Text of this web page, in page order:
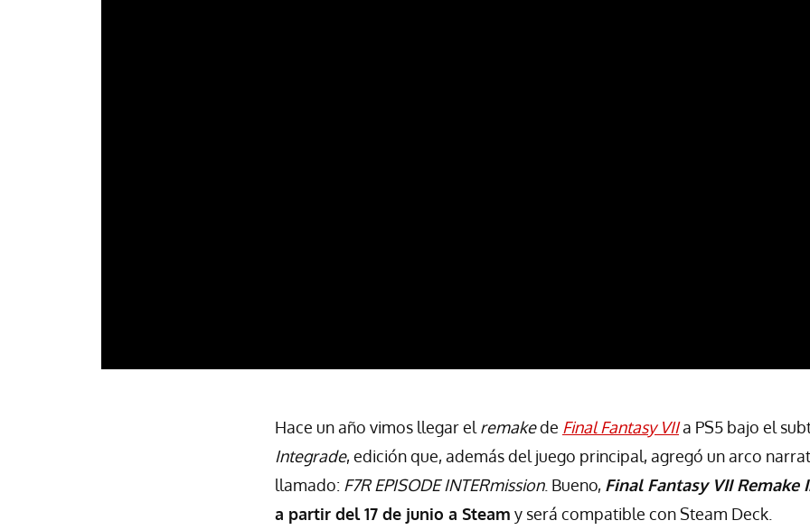
Hace un año vimos llegar el remakede Final Fantasy VIIa PS5 bajo el
Integrade, edición que, además del juego principal, agregó un arco
llamado: F7R EPISODE INTERmission. Bueno, Final Fantasy VII Remake
a partir del 17 de junio a Steam y será compatible con Steam Deck.